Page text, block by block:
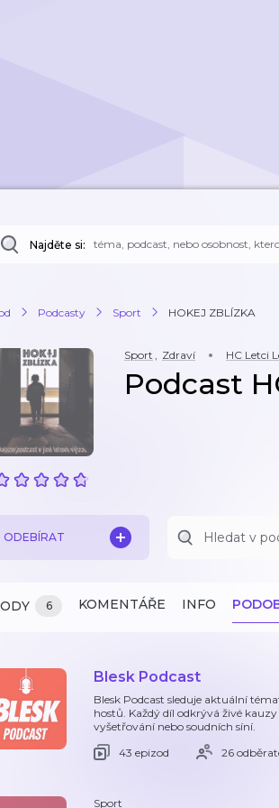
Najděte si:
Podcasty Sport HOKEJ ZBLÍZKA
Sport , Zdraví HC Letci
Podcast
ODEBÍRAT
6 KOMENTÁŘE INFO
Blesk Podcast
Blesk Podcast sleduje aktuální
hostů. Každý díl odkrývá živé
vyšetřování nebo soudních síní.
43 epizod
26
Sport